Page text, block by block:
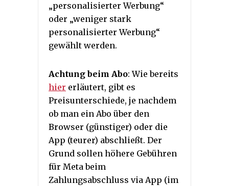
„personalisierter Werbung“
oder „weniger stark
personalisierter Werbung“
gewählt werden.
Achtung beim Abo: Wie bereits
hier erläutert, gibt es
Preisunterschiede, je nachdem
ob man ein Abo über den
Browser (günstiger) oder die
App (teurer) abschließt. Der
Grund sollen höhere Gebühren
für Meta beim
Zahlungsabschluss via App (im